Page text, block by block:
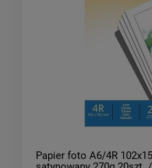
Papier foto A6/4R